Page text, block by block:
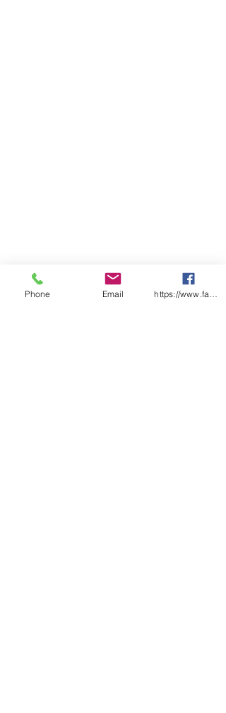
Phone Email